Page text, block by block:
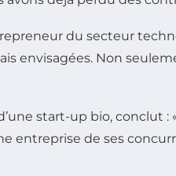
du secteur
envisagées. Non
start-up bio, conclut
entreprise de ses